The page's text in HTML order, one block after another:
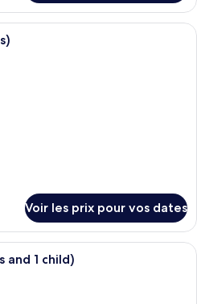
Une chambre d’hôtel avec deux lits,
Voir les prix pour vos dates
Une chambre d’hôtel avec un lit,
and 1 child)